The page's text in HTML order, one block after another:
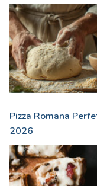
Pizza Romana
2026